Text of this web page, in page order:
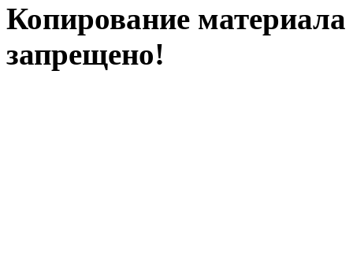
Копирование материала
запрещено!